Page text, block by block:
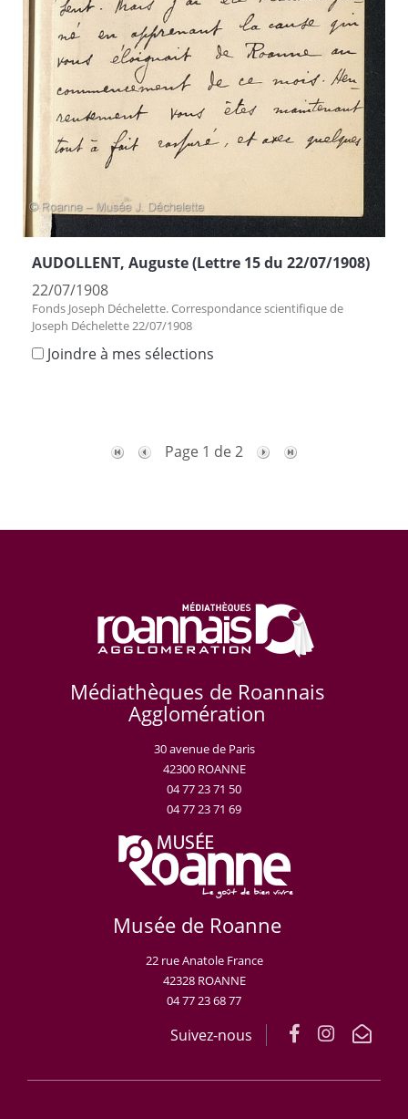
AUDOLLENT, Auguste (Lettre 15 du 22/07/1908)
22/07/1908
Fonds Joseph Déchelette. Correspondance scientifique de
Joseph Déchelette 22/07/1908
Joindre à mes sélections
Page 1 de 2
Médiathèques de Roannais
Agglomération
30 avenue de Paris
42300 ROANNE
04 77 23 71 50
04 77 23 71 69
Musée de Roanne
22 rue Anatole France
42328 ROANNE
04 77 23 68 77
Suivez-nous